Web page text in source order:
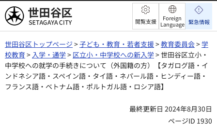
世田谷区 閲覧支援
Foreign
Language 緊急情報
世田谷区トップページ >子ども・教育・若者支援>教育委員会>学
校教育 > 入学・通学> 区立小・中学校への新入学> 世田谷区立小・
中学校への就学の手続きについて（外国籍の方）【タガログ語・イ
ンドネシア語・スペイン語・タイ語・ネパール語・ヒンディー語・
フランス語・ベトナム語・ポルトガル語・ロシア語】
最終更新日 2024年8月30日
ページID 1930